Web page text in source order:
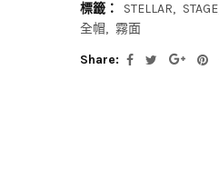
標籤：
STELLAR STAGE
全帽
霧面
Share: